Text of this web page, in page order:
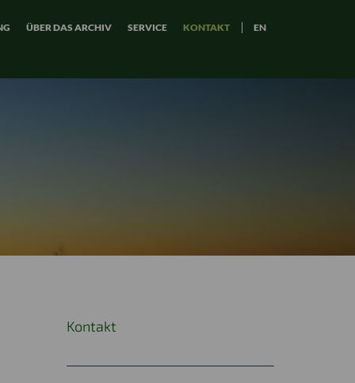
ÜBER DAS ARCHIV SERVICE KONTAKT EN
Kontakt